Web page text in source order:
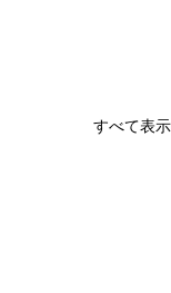
すべて表示